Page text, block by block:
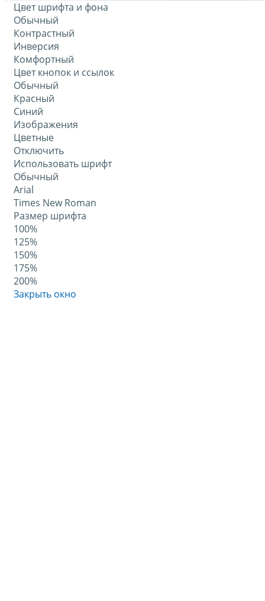
Цвет шрифта и фона
Обычный
Контрастный
Инверсия
Комфортный
Цвет кнопок и ссылок
Обычный
Красный
Синий
Изображения
Цветные
Отключить
Использовать шрифт
Обычный
Arial
Times New Roman
Размер шрифта
100%
125%
150%
175%
200%
Закрыть окно